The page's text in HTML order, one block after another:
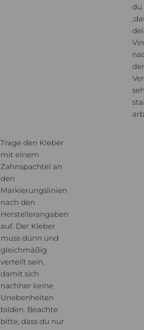
du
Trage den Kleber
mit einem
Zahnspachtel an
den
Markierungslinien
nach den
Herstellerangaben
auf. Der Kleber
muss dünn und
gleichmäßig
verteilt sein,
damit sich
nachher keine
Unebenheiten
bilden. Beachte
bitte, dass du nur